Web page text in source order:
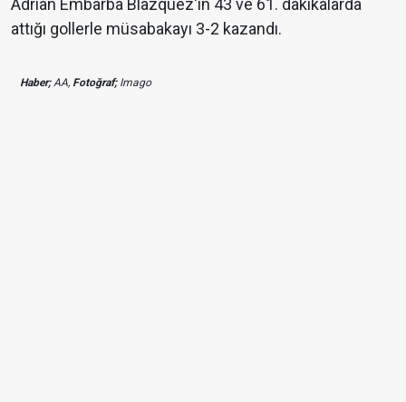
Adrian Embarba Blazquez'in 43 ve 61. dakikalarda
attığı gollerle müsabakayı 3-2 kazandı.
Haber;AA, Fotoğraf;Imago